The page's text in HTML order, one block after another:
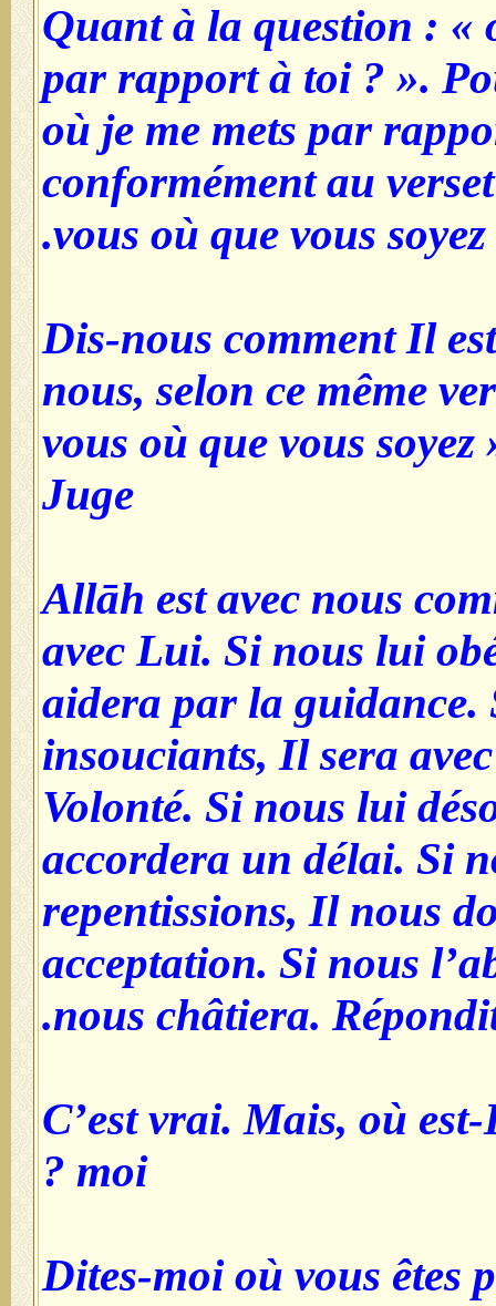
Quant à la question : «
par rapport à toi ? ».
où je me mets par
conformément au
vous où que vous
Dis-nous comment Il
nous, selon ce même
vous où que vous
Juge
Allāh est avec nous
avec Lui. Si nous lui
aidera par la guidance.
insouciants, Il sera
Volonté. Si nous lui
accordera un délai. Si
repentissions, Il nous
acceptation. Si nous
nous châtiera.
C’est vrai. Mais, où
moi ?
Dites-moi où vous êtes